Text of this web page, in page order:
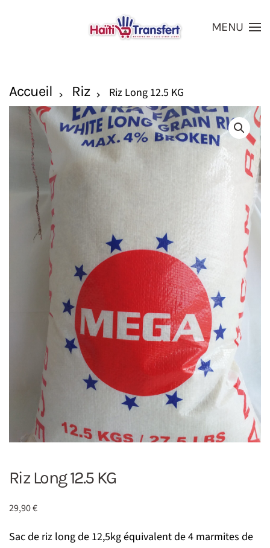
Skip to main content
MENU
Accueil Riz Riz Long 12.5 KG
Riz Long 12.5 KG
29,90€
Sac de riz long de 12,5kg équivalent de 4 marmites de